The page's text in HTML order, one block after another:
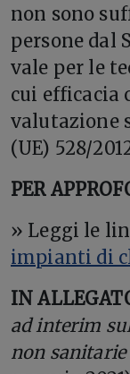
non sono
persone dal
vale per le
cui efficacia
valutazione
(UE) 528/
PER
» Leggi le
impianti di
IN
ad interim
non sanitarie